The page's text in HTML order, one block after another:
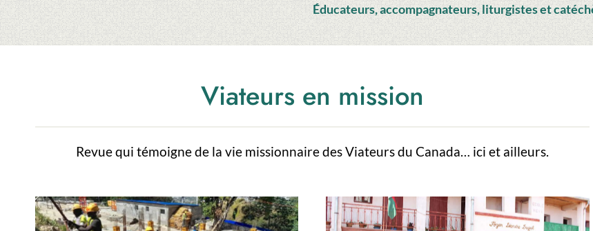
Éducateurs, accompagnateurs, liturgistes et
Viateurs en mission
Revue qui témoigne de la vie missionnaire des Viateurs du Canada… ici et ailleurs.